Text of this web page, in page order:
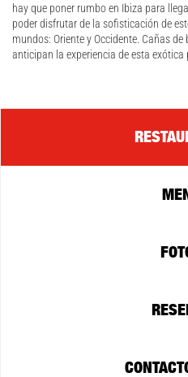
hay que poner rumbo en Ibiza para
poder disfrutar de la sofisticación de
mundos: Oriente y Occidente. Cañas
anticipan la experiencia de esta exótica